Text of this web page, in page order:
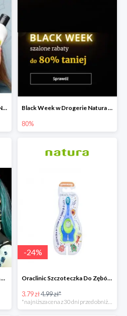
W zestawie taniej w Drogerie Natura do -30% Black Week w Drogerie Natura do -80%
80%
Halloweenowy niezbędnik do -60% taniej
-24%
Oraclinic Szczoteczka Do Zębów Dla Dzieci 0-3 Lata Bardzo Miękka -24%
3.79 zł4.99 zł*